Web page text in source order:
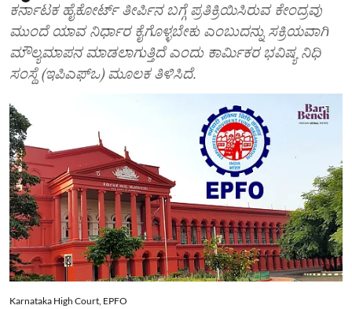
ಕರ್ನಾಟಕ ಹೈಕೋರ್ಟ್‌ ತೀರ್ಪಿನ ಬಗ್ಗೆ ಪ್ರತಿಕ್ರಿಯಿಸಿರುವ ಕೇಂದ್ರವು
ಮುಂದೆ ಯಾವ ನಿರ್ಧಾರ ಕೈಗೊಳ್ಳಬೇಕು ಎಂಬುದನ್ನು ಸಕ್ರಿಯವಾಗಿ
ಮೌಲ್ಯಮಾಪನ ಮಾಡಲಾಗುತ್ತಿದೆ ಎಂದು ಕಾರ್ಮಿಕರ ಭವಿಷ್ಯ ನಿಧಿ
ಸಂಸ್ಥೆ (ಇಪಿಎಫ್‌ಒ) ಮೂಲಕ ತಿಳಿಸಿದೆ.
Karnataka High Court, EPFO